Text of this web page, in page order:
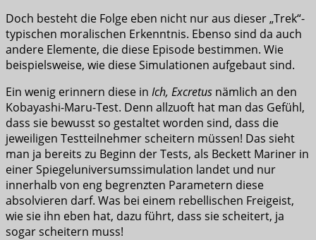
Doch besteht die Folge eben nicht nur aus dieser „Trek“-
typischen moralischen Erkenntnis. Ebenso sind da auch
andere Elemente, die diese Episode bestimmen. Wie
beispielsweise, wie diese Simulationen aufgebaut sind.
Ein wenig erinnern diese in Ich, Excretus nämlich an den
Kobayashi-Maru-Test. Denn allzuoft hat man das Gefühl,
dass sie bewusst so gestaltet worden sind, dass die
jeweiligen Testteilnehmer scheitern müssen! Das sieht
man ja bereits zu Beginn der Tests, als Beckett Mariner in
einer Spiegeluniversumssimulation landet und nur
innerhalb von eng begrenzten Parametern diese
absolvieren darf. Was bei einem rebellischen Freigeist,
wie sie ihn eben hat, dazu führt, dass sie scheitert, ja
sogar scheitern muss!